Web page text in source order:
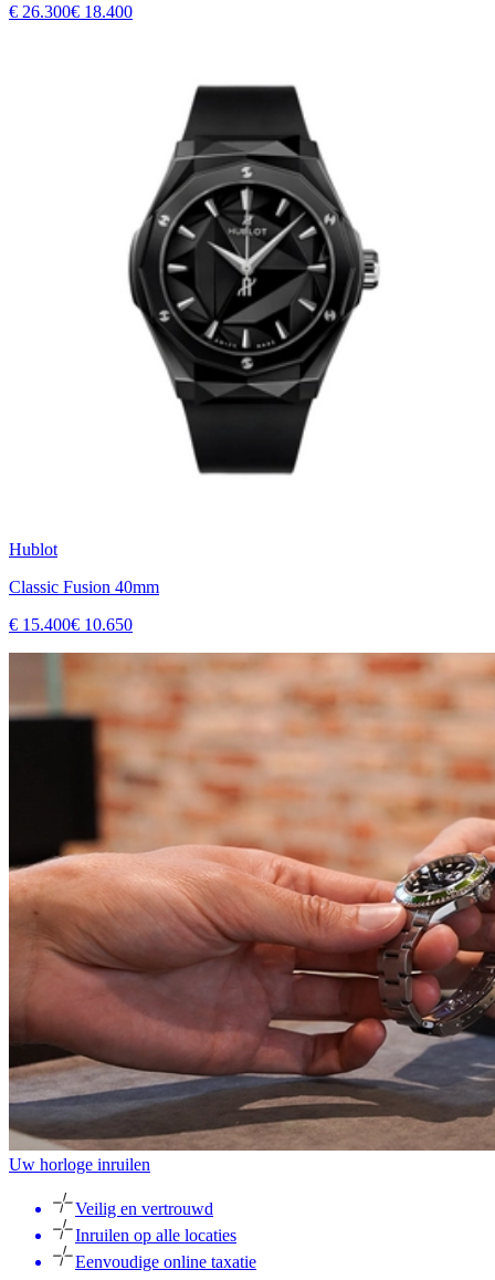
€ 26.300€ 18.400
Hublot
Classic Fusion 40mm
€ 15.400€ 10.650
Uw horloge inruilen
Veilig en vertrouwd
Inruilen op alle locaties
Eenvoudige online taxatie